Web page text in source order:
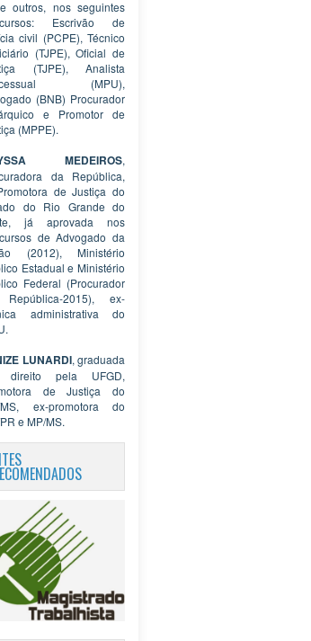
outros, nos seguintes
Escrivão de
civil (PCPE), Técnico
(TJPE), Oficial de
(TJPE), Analista
(MPU),
(BNB) Procurador
e Promotor de
(MPPE).
MEDEIROS,
da República,
de Justiça do
do Rio Grande do
já aprovada nos
de Advogado da
(2012), Ministério
Estadual e Ministério
Federal (Procurador
2015), ex-
administrativa do
LUNARDI, graduada
direito pela UFGD,
de Justiça do
MS, ex-promotora do
e MP/MS.